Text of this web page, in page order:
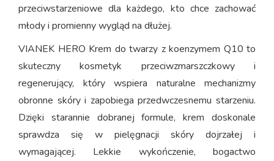
przeciwstarzeniowe dla każdego, kto chce zachować
młody i promienny wygląd na dłużej.
VIANEK HERO Krem do twarzy z koenzymem Q10 to
skuteczny kosmetyk przeciwzmarszczkowy i
regenerujący, który wspiera naturalne mechanizmy
obronne skóry i zapobiega przedwczesnemu starzeniu.
Dzięki starannie dobranej formule, krem doskonale
sprawdza się w pielęgnacji skóry dojrzałej i
wymagającej. Lekkie wykończenie, bogactwo